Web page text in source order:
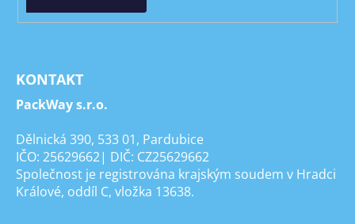
KONTAKT
PackWay s.r.o.
Dělnická 390, 533 01, Pardubice
IČO: 25629662| DIČ: CZ25629662
Společnost je registrována krajským soudem v Hradci
Králové, oddíl C, vložka 13638.